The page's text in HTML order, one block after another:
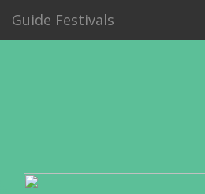
Guide Festivals